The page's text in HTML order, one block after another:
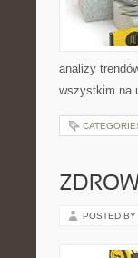
analizy
wszystkim na
POSTED BY